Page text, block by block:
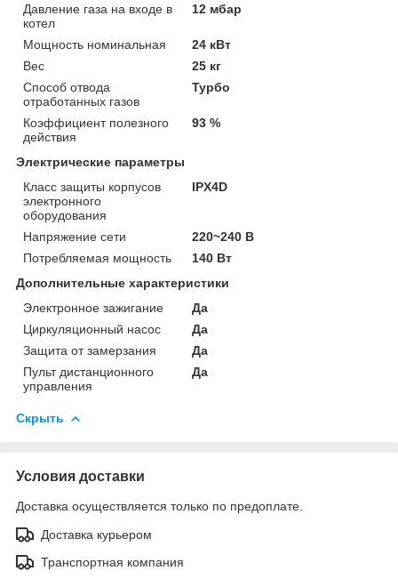
Давление газа на входе в
котел
12 мбар
Мощность номинальная
24 кВт
Вес
25 кг
Способ отвода
отработанных газов
Турбо
Коэффициент полезного
действия
93 %
Электрические параметры
Класс защиты корпусов
электронного
оборудования
IPX4D
Напряжение сети
220~240 В
Потребляемая мощность
140 Вт
Дополнительные характеристики
Электронное зажигание
Да
Циркуляционный насос
Да
Защита от замерзания
Да
Пульт дистанционного
управления
Да
Скрыть
Условия доставки
Доставка осуществляется только по предоплате.
Доставка курьером
Транспортная компания